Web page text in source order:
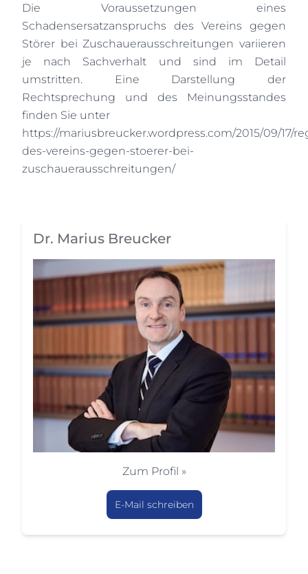
Die Voraussetzungen eines
Schadensersatzanspruchs des Vereins gegen
Störer bei Zuschauerausschreitungen variieren
je nach Sachverhalt und sind im Detail
umstritten. Eine Darstellung der
Rechtsprechung und des Meinungsstandes
finden Sie unter
https://mariusbreucker.wordpress.com/2015/09/17/
des-vereins-gegen-stoerer-bei-
zuschauerausschreitungen/
Dr. Marius Breucker
Zum Profil »
E-Mail schreiben